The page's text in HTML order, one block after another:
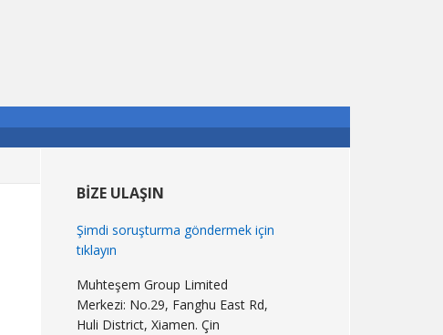
Kenar
Çubuğu
BIZE ULAŞIN
Şimdi soruşturma göndermek için
tıklayın
Muhteşem Group Limited
Merkezi: No.29, Fanghu East Rd,
Huli District, Xiamen. Çin